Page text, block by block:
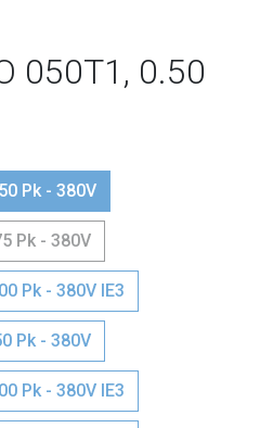
050T1, 0.50
Pk - 380V
Pk - 380V
Pk - 380V IE3
Pk - 380V
Pk - 380V IE3